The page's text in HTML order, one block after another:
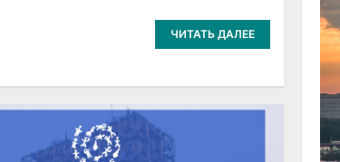
ЧИТАТЬ ДАЛЕЕ